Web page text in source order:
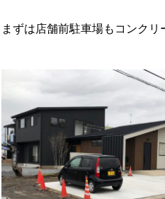
まずは店舗前駐車場もコンクリ